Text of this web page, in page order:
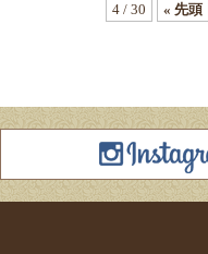
4 / 30 « 先頭